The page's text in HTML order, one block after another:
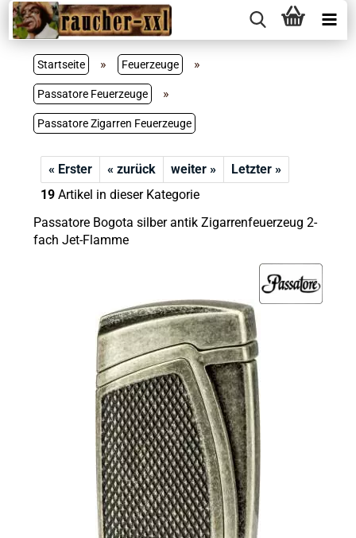
Startseite » Feuerzeuge »
Passatore Feuerzeuge »
Passatore Zigarren Feuerzeuge
« Erster « zurück weiter »
Letzter »
19Artikel in dieser Kategorie
Passatore Bogota silber antik Zigarrenfeuerzeug 2-
fach Jet-Flamme